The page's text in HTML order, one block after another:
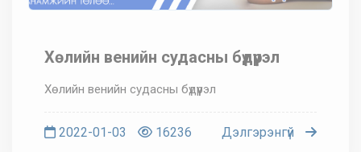
Хөлийн венийн судасны бүдүүрэл
Хөлийн венийн судасны бүдүүрэл
2022-01-03 16236 Дэлгэрэнгүй